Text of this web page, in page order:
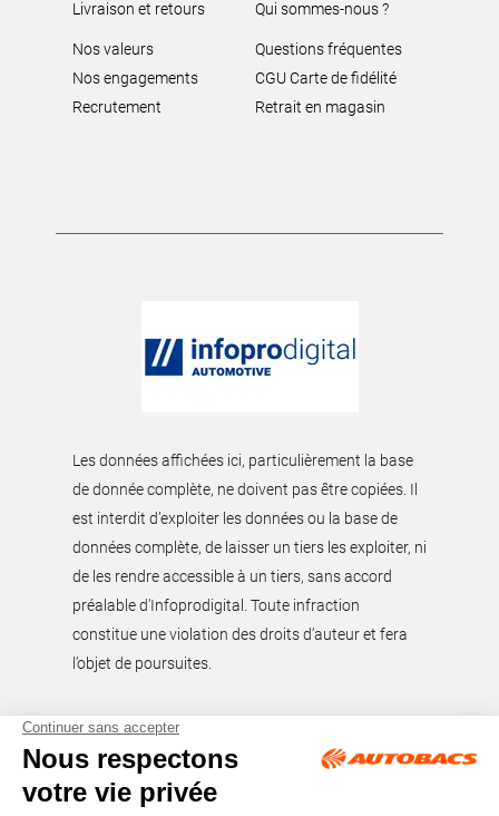
Livraison et retours
Qui sommes-nous ?
Nos valeurs
Nos engagements
Recrutement
Questions fréquentes
CGU Carte de fidélité
Retrait en magasin
Les données affichées ici, particulièrement la base
de donnée complète, ne doivent pas être copiées. Il
est interdit d’exploiter les données ou la base de
données complète, de laisser un tiers les exploiter, ni
de les rendre accessible à un tiers, sans accord
préalable d'Infoprodigital. Toute infraction
constitue une violation des droits d’auteur et fera
l’objet de poursuites.